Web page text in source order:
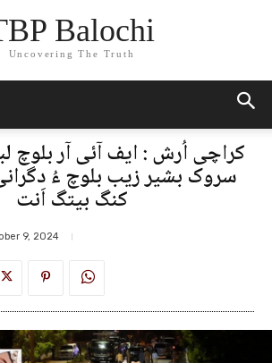
Balochi
Uncovering The Truth
کراچی اُرش : ایف آئی آر بلوچ
سروک بشیر زیب بلوچ ءُ
کنگ بیتگ اَنت
9, 2024